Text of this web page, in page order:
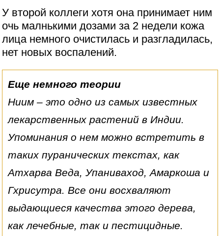
У второй коллеги хотя она принимает ним
очь малнькими дозами за 2 недели кожа
лица немного очистилась и разгладилась,
нет новых воспалений.
Еще немного теории
Ниим – это одно из самых известных
лекарственных растений в Индии.
Упоминания о нем можно встретить в
таких пуранических текстах, как
Атхарва Веда, Упаниваход, Амаркоша и
Гхрисутра. Все они восхваляют
выдающиеся качества этого дерева,
как лечебные, так и пестицидные.